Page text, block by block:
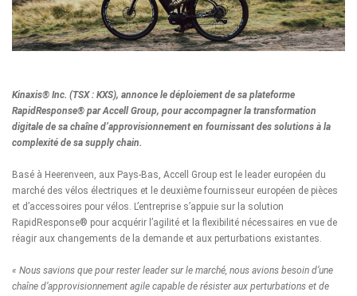
Kinaxis® Inc. (TSX : KXS), annonce le déploiement de sa plateforme
RapidResponse® par Accell Group, pour accompagner la transformation
digitale de sa chaîne d’approvisionnement en fournissant des solutions à la
complexité de sa supply chain.
Basé à Heerenveen, aux Pays-Bas, Accell Group est le leader européen du
marché des vélos électriques et le deuxième fournisseur européen de pièces
et d’accessoires pour vélos. L’entreprise s’appuie sur la solution
RapidResponse® pour acquérir l’agilité et la flexibilité nécessaires en vue de
réagir aux changements de la demande et aux perturbations existantes.
« Nous savions que pour rester leader sur le marché, nous avions besoin d’une
chaîne d’approvisionnement agile capable de résister aux perturbations et de